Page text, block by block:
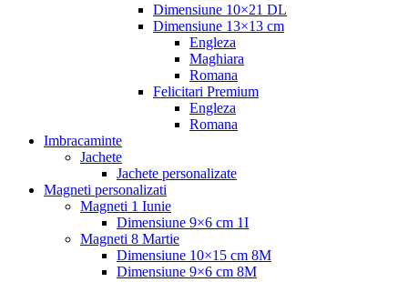
Dimensiune 10×21 DL
Dimensiune 13×13 cm
Engleza
Maghiara
Romana
Felicitari Premium
Engleza
Romana
Imbracaminte
Jachete
Jachete personalizate
Magneti personalizati
Magneti 1 Iunie
Dimensiune 9×6 cm 1I
Magneti 8 Martie
Dimensiune 10×15 cm 8M
Dimensiune 9×6 cm 8M